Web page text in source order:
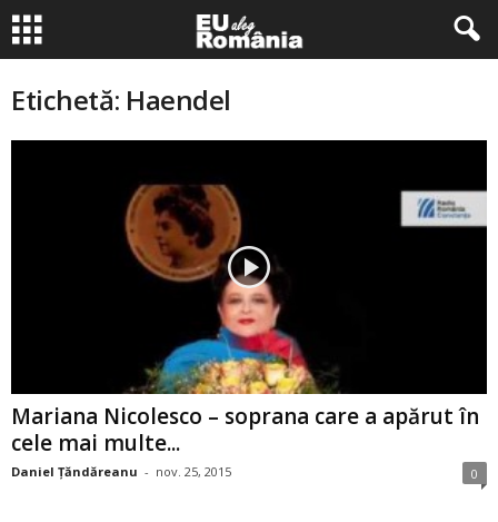
Etichetă: Haendel
Mariana Nicolesco – soprana care a apărut în
cele mai multe...
Daniel Țăndăreanu - nov. 25, 2015 0